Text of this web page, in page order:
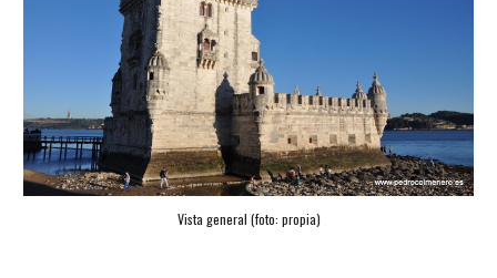
Vista general (foto: propia)